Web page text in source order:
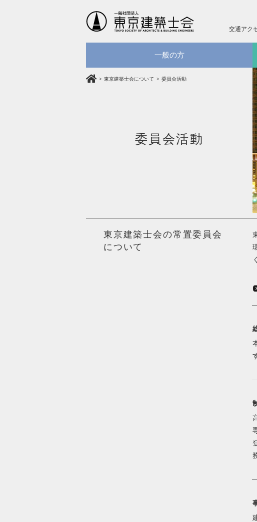
交通アク
一般の方
東京建築士会について 委員会活動
委員会活動
東京建築士会の常置委員会
について